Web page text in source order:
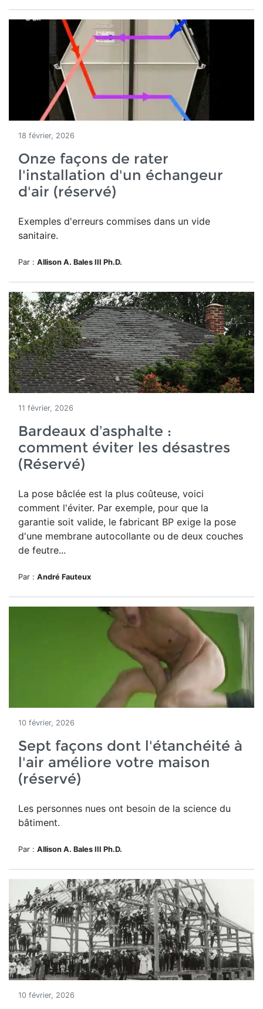
18 février, 2026
Onze façons de rater
l'installation d'un échangeur
d'air (réservé)
Exemples d'erreurs commises dans un vide
sanitaire.
Par : Allison A. Bales III Ph.D.
11 février, 2026
Bardeaux d’asphalte :
comment éviter les désastres
(Réservé)
La pose bâclée est la plus coûteuse, voici
comment l'éviter. Par exemple, pour que la
garantie soit valide, le fabricant BP exige la pose
d'une membrane autocollante ou de deux couches
de feutre...
Par : André Fauteux
10 février, 2026
Sept façons dont l'étanchéité à
l'air améliore votre maison
(réservé)
Les personnes nues ont besoin de la science du
bâtiment.
Par : Allison A. Bales III Ph.D.
10 février, 2026